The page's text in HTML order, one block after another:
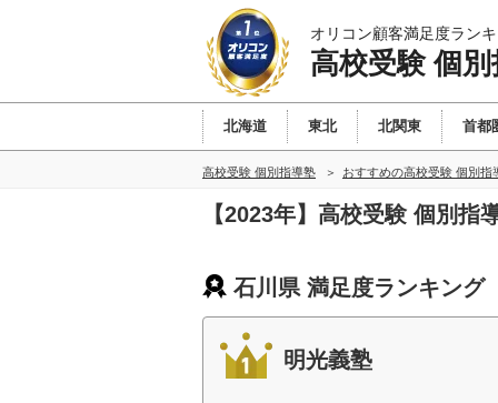
オリコン顧客満足度ラン
高校受験 個
北海道 東北 北関東 首都
高校受験 個別指導塾 おすすめの高校受験 個別
【2023年】高校受験 個別
石川県 満足度ランキング
明光義塾